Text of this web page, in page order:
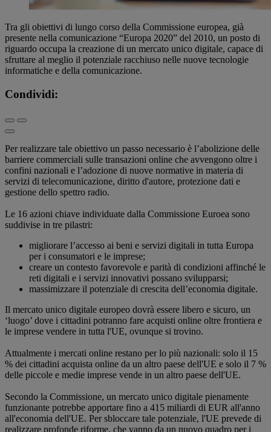
Tra gli obiettivi di lungo corso della Commissione europea, già
presente nella comunicazione “Europa 2020” del 2010, un posto di
riguardo occupa la creazione di un mercato unico digitale, capace di
sfruttare al meglio il potenziale racchiuso nelle nuove tecnologie
informatiche e della comunicazione.
Condividi:
Per realizzare tale obiettivo un passo necessario è l’abolizione delle
barriere commerciali sulle transazioni online che avvengono oltre i
confini nazionali e l’adozione di nuove normative in materia di
servizi di telecomunicazione, diritto d'autore, protezione dati e
gestione dello spettro radio.
Le 16 azioni chiave individuate dalla Commissione Euroea sono
suddivise in tre pilastri:
migliorare l’accesso ai beni e servizi digitali in tutta Europa
per i consumatori e le imprese;
creare un contesto favorevole e parità di condizioni affinché le
reti digitali e i servizi innovativi possano svilupparsi;
massimizzare il potenziale di crescita dell’economia digitale.
Il mercato unico digitale europeo dovrà essere libero e sicuro, un
‘luogo’ dove i cittadini potranno fare acquisti online oltre frontiera e
le imprese vendere in tutta l'UE, ovunque si trovino.
Attualmente i mercati online restano per lo più nazionali: solo il 15
% dei cittadini acquista online da un altro paese dell'UE e solo il 7 %
delle piccole e medie imprese vende in un altro paese dell'UE.
Secondo la Commissione, un mercato unico digitale pienamente
funzionante potrebbe apportare fino a 415 miliardi di EUR all'anno
all'economia dell'UE. Per sbloccare tale potenziale, l'UE prevede di
realizzare profonde riforme, che vanno da un nuovo quadro per i